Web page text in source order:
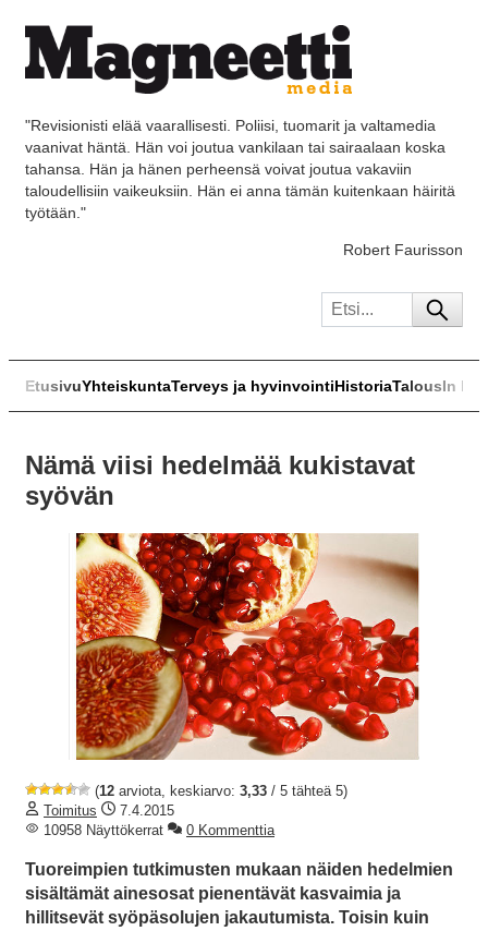
"Revisionisti elää vaarallisesti. Poliisi, tuomarit ja valtamedia
vaanivat häntä. Hän voi joutua vankilaan tai sairaalaan koska
tahansa. Hän ja hänen perheensä voivat joutua vakaviin
taloudellisiin vaikeuksiin. Hän ei anna tämän kuitenkaan häiritä
työtään."
Robert Faurisson
EtusivuYhteiskuntaTerveys ja hyvinvointiHistoriaTalousIn
Nämä viisi hedelmää kukistavat
syövän
(12 arviota, keskiarvo: 3,33 / 5 tähteä 5)
Toimitus
7.4.2015
10958 Näyttökerrat
0 Kommenttia
Tuoreimpien tutkimusten mukaan näiden hedelmien
sisältämät ainesosat pienentävät kasvaimia ja
hillitsevät syöpäsolujen jakautumista. Toisin kuin